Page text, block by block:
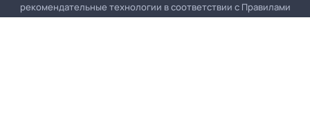
рекомендательные технологии в соответствии с Правилами